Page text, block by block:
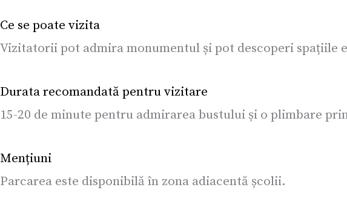
Ce se poate vizita
Vizitatorii pot admira monumentul și pot descoperi
Durata recomandată pentru vizitare
15-20 de minute pentru admirarea bustului și o plimbare
Mențiuni
Parcarea este disponibilă în zona adiacentă școlii.